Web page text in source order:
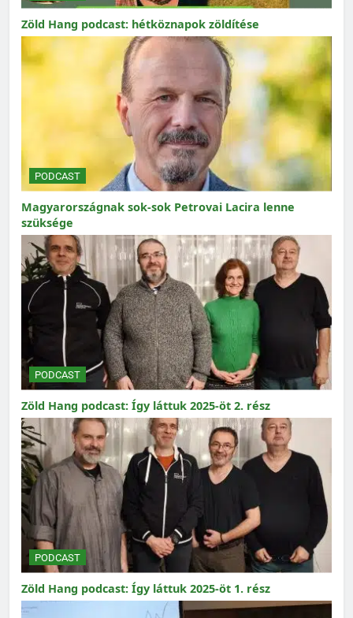
Zöld Hang podcast: hétköznapok zöldítése
PODCAST
Magyarországnak sok-sok Petrovai Lacira lenne
szüksége
PODCAST
Zöld Hang podcast: Így láttuk 2025-öt 2. rész
PODCAST
Zöld Hang podcast: Így láttuk 2025-öt 1. rész